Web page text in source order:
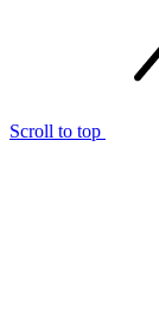
Scroll to top